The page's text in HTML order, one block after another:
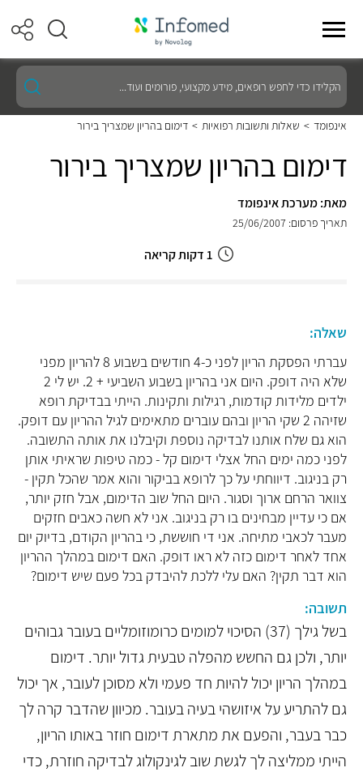
הקלידו
כדי
לחפש
רופאים,
מידע
פורומים
ועוד...
אינפומד > שאלות ותשובות רפואיות > דימום בהריון שמצריך בירור
דימום בהריון שמצריך בירור
מאת: מערכת אינפומד
תאריך פרסום: 25/06/2007
1 דקות קריאה
שאלה:
עברתי הפסקת הריון לפני כ-4 חודשים בשבוע 8 להריון מפני
שלא היה דופק. היום אני בהריון בשבוע השביעי + 2. יש לי 2
ילדים מלידות קודמות, רגילות ותקינות. הייתי בבדיקת רופא
שזיהה 2 שקי הריון ובהם עוברים מתאימים לגיל ההריון עם דופק.
הוא גם שלח אותנו לבדיקה נוספת וקיבלנו את אותה התשובה.
לפני כמה ימים החל אצלי דימום קל - כמה טיפות שראיתי אותן
רק בניגוב. דיווחתי על כך לרופא בביקור והוא אמר שהכל תקין -
צוואר הרחם ארוך וסגור. היום החל שוב הדימום, אבל חזק יותר,
אם כי עדיין מבחינים בו רק בניגוב. אני לא חשה כאבים חזקים
מעבר לכאבי מתיחה. אני די חוששת, כי בהריון הקודם, בדיוק יום
אחד לאחר דימום כזה לא ראו דופק. האם דימום במהלך ההריון
הוא דבר תקין? האם עלי ללכת להיבדק בכל פעם שיש דימום?
תשובה:
בשל גילך (37) הסיכוי למומים כרומוזומליים בעובר גבוהים
יותר, ולכן גם החשש מהפלה טבעית גדול יותר. דימום
במהלך הריון יכול להיות חד פעמי ולא מסוכן לעובר, אך יכול
גם להתריע על איזושהי בעיה בעובר. מכיוון שהדבר קרה לך
כבר בעבר, והפעם את מתארת דימום חוזר באותו הריון,
הייתי ממליצה לך לגשת שוב לגינקולוג לבדיקה חוזרת, כדי